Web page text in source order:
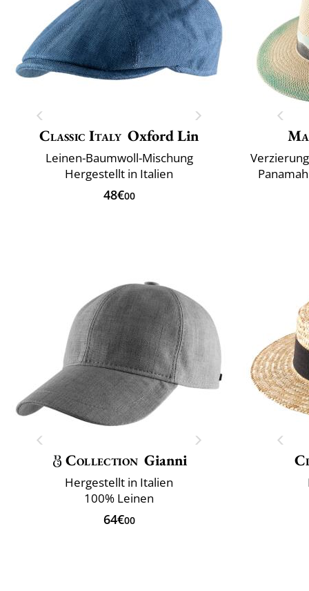
Classic Italy Oxford Lin
Leinen-Baumwoll-Mischung
Hergestellt in Italien
48€00
Collection Gianni
Hergestellt in Italien
100% Leinen
64€00